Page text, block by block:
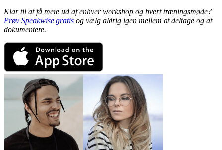
Klar til at få mere ud af enhver workshop og hvert træningsmøde?
Prøv Speakwise gratis og vælg aldrig igen mellem at deltage og at
dokumentere.